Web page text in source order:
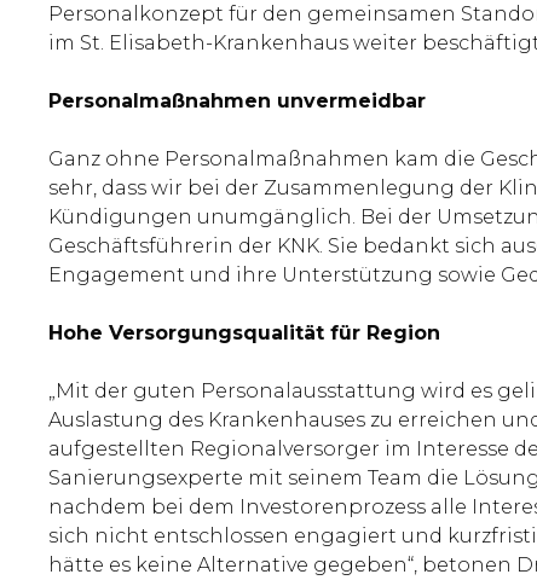
Personalkonzept für den gemeinsamen
im St. Elisabeth-Krankenhaus weiter
Personalmaßnahmen unvermeidbar
Ganz ohne Personalmaßnahmen kam die
sehr, dass wir bei der Zusammenlegung der
Kündigungen unumgänglich. Bei der
Geschäftsführerin der KNK. Sie bedankt sich
Engagement und ihre Unterstützung sowie
Hohe Versorgungsqualität für Region
„Mit der guten Personalausstattung wird es
Auslastung des Krankenhauses zu erreichen
aufgestellten Regionalversorger im Interesse
Sanierungsexperte mit seinem Team die
nachdem bei dem Investorenprozess alle
sich nicht entschlossen engagiert und
hätte es keine Alternative gegeben“, betonen